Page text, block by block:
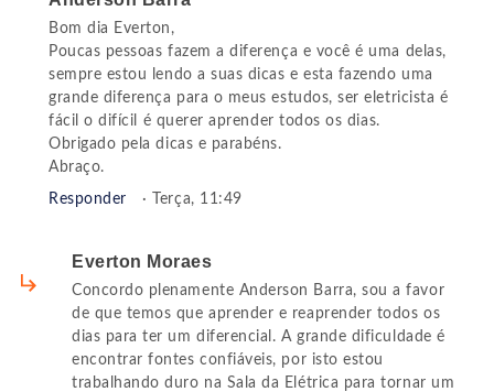
Bom dia Everton,
Poucas pessoas fazem a diferença e você é uma delas,
sempre estou lendo a suas dicas e esta fazendo uma
grande diferença para o meus estudos, ser eletricista é
fácil o difícil é querer aprender todos os dias.
Obrigado pela dicas e parabéns.
Abraço.
Responder · Terça, 11:49
Everton Moraes
Concordo plenamente Anderson Barra, sou a favor
de que temos que aprender e reaprender todos os
dias para ter um diferencial. A grande dificuldade é
encontrar fontes confiáveis, por isto estou
trabalhando duro na Sala da Elétrica para tornar um